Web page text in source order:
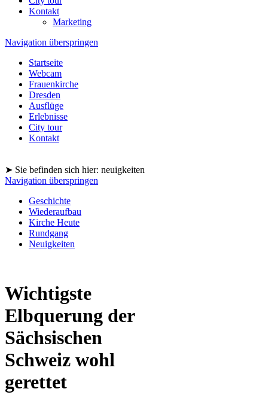
Kontakt
Marketing
Navigation überspringen
Startseite
Webcam
Frauenkirche
Dresden
Ausflüge
Erlebnisse
City tour
Kontakt
➤ Sie befinden sich hier: neuigkeiten
Navigation überspringen
Geschichte
Wiederaufbau
Kirche Heute
Rundgang
Neuigkeiten
Wichtigste
Elbquerung der
Sächsischen
Schweiz wohl
gerettet